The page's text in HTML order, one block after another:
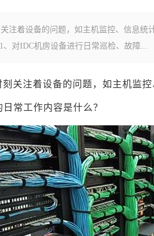
注着设备的问题，如主机监控、信息统
对IDC机房设备进行日常巡检、故障...
关注着设备的问题，如主机监
常工作内容是什么？